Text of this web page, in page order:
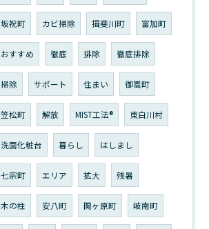
坂祝町 カビ掃除 揖斐川町 富加町
おすすめ 徹底 排除 徹底排除
掃除 サポート 住まい 御嵩町
笠松町 解放 MIST工法®︎ 東白川村
洗面化粧台 暮らし はしまし
七宗町 エリア 拡大 残暑
木の柱 安八町 関ヶ原町 岐南町